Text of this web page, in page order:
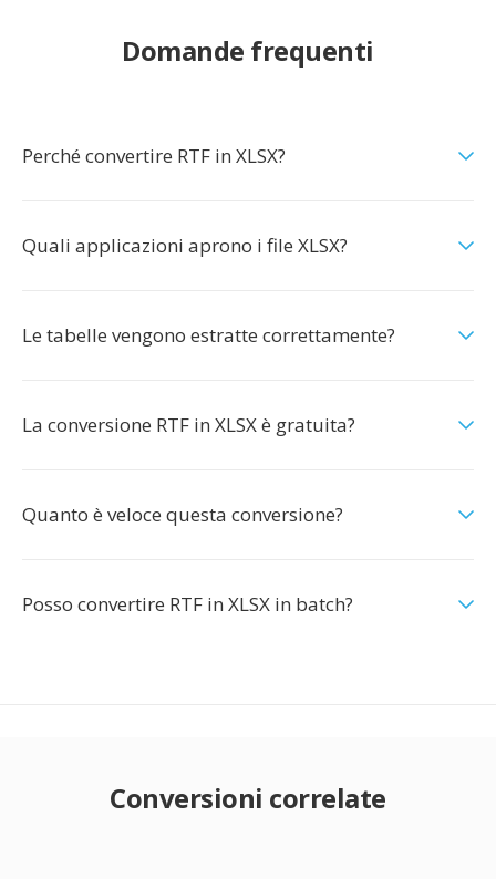
Domande frequenti
Perché convertire RTF in XLSX?
Quali applicazioni aprono i file XLSX?
Le tabelle vengono estratte correttamente?
La conversione RTF in XLSX è gratuita?
Quanto è veloce questa conversione?
Posso convertire RTF in XLSX in batch?
Conversioni correlate